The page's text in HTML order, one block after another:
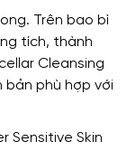
Trên bao bì
tích, thành
Cleansing
bản phù hợp với
Sensitive Skin